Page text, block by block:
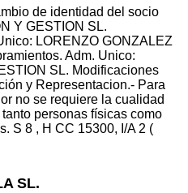
de identidad del socio
Y GESTION SL.
LORENZO GONZALEZ
Adm. Unico:
SL. Modificaciones
y Representacion.- Para
no se requiere la cualidad
personas físicas como
S 8 , H CC 15300, I/A 2 (
SL.